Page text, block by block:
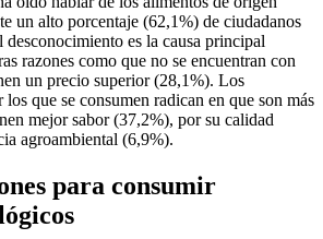
un alto porcentaje (62,1%) de ciudadanos
es la causa principal
razones como que no se encuentran con
un precio superior (28,1%). Los
que se consumen radican en que son más
mejor sabor (37,2%), por su calidad
agroambiental (6,9%).
para consumir